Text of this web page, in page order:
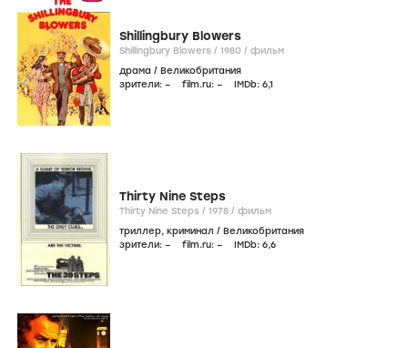
Shillingbury Blowers
Shillingbury Blowers / 1980 / фильм
драма / Великобритания
зрители: – film.ru: – IMDb: 6,1
Thirty Nine Steps
Thirty Nine Steps / 1978 / фильм
триллер, криминал / Великобритания
зрители: – film.ru: – IMDb: 6,6